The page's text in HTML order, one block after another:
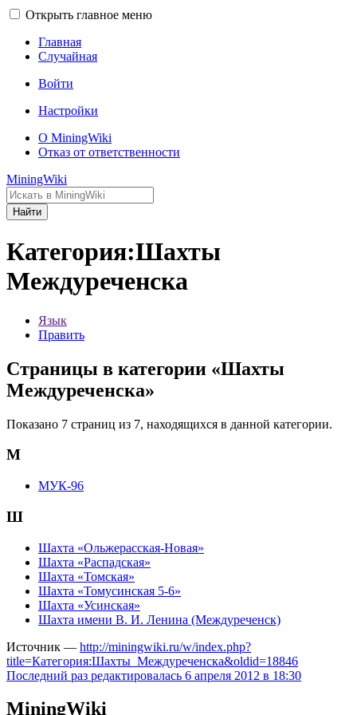
Открыть главное меню
Главная
Случайная
Войти
Настройки
О MiningWiki
Отказ от ответственности
MiningWiki
Найти
Категория:Шахты
Междуреченска
Язык
Править
Страницы в категории «Шахты
Междуреченска»
Показано 7 страниц из 7, находящихся в данной категории.
М
МУК-96
Ш
Шахта «Ольжерасская-Новая»
Шахта «Распадская»
Шахта «Томская»
Шахта «Томусинская 5-6»
Шахта «Усинская»
Шахта имени В. И. Ленина (Междуреченск)
Источник — http://miningwiki.ru/w/index.php?
title=Категория:Шахты_Междуреченска&oldid=18846
Последний раз редактировалась 6 апреля 2012 в 18:30
MiningWiki